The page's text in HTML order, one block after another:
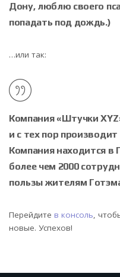
Дону, люблю своего
попадать под дождь.)
…или так:
Компания «Штучки
и с тех пор
Компания находится в
более чем 2000
пользы жителям
Перейдите в консоль,
новые. Успехов!